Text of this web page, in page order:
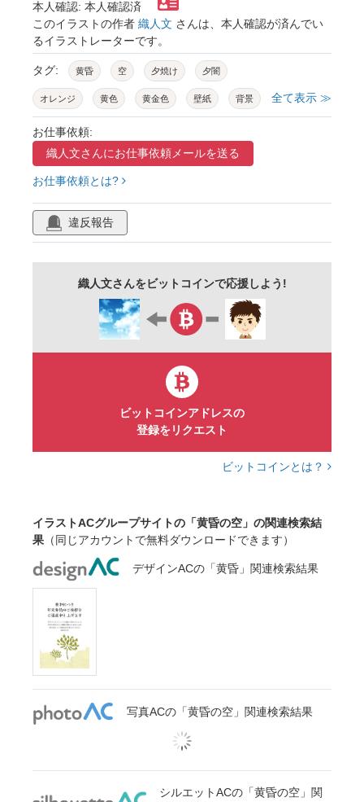
本人確認: 本人確認済
このイラストの作者 織人文 さんは、本人確認が済んでい
るイラストレーターです。
タグ: 黄昏 空 夕焼け 夕闇
オレンジ 黄色 黄金色 壁紙 背景
イエロー
全て表示 ≫
お仕事依頼:
織人文さんにお仕事依頼メールを送る
お仕事依頼とは?
違反報告
織人文さんをビットコインで応援しよう!
ビットコインアドレスの
登録をリクエスト
ビットコインとは？
イラストACグループサイトの「黄昏の空」の関連検索結
果 （同じアカウントで無料ダウンロードできます）
デザインACの「黄昏」関連検索結果
写真ACの「黄昏の空」関連検索結果
シルエットACの「黄昏の空」関